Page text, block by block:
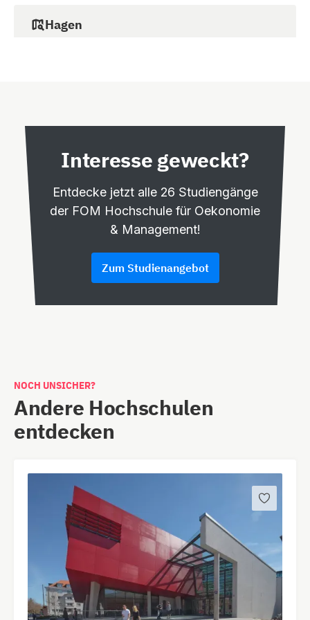
Hagen
Schäferkampsallee 16a
Hannover
Vahrenwalder Str. 4
30165 Hannover
Karlsruhe
76185 Karlsruhe
34117 Kassel
Mannheim
68163 Mannheim
München
Hopfenstrs. 6
80335 München
Münster
Interesse geweckt?
Entdecke jetzt alle 26 Studiengänge
der FOM Hochschule für Oekonomie
& Management!
Zum Studienangebot
NOCH UNSICHER?
Andere Hochschulen
entdecken